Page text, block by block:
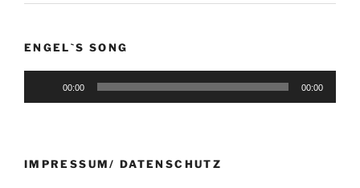
ENGEL`S SONG
00:00 00:00
IMPRESSUM/ DATENSCHUTZ